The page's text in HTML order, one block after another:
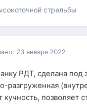
стрельбы
23 января 2022
РДТ, сделана под
разгруженная
кучность, позволяет